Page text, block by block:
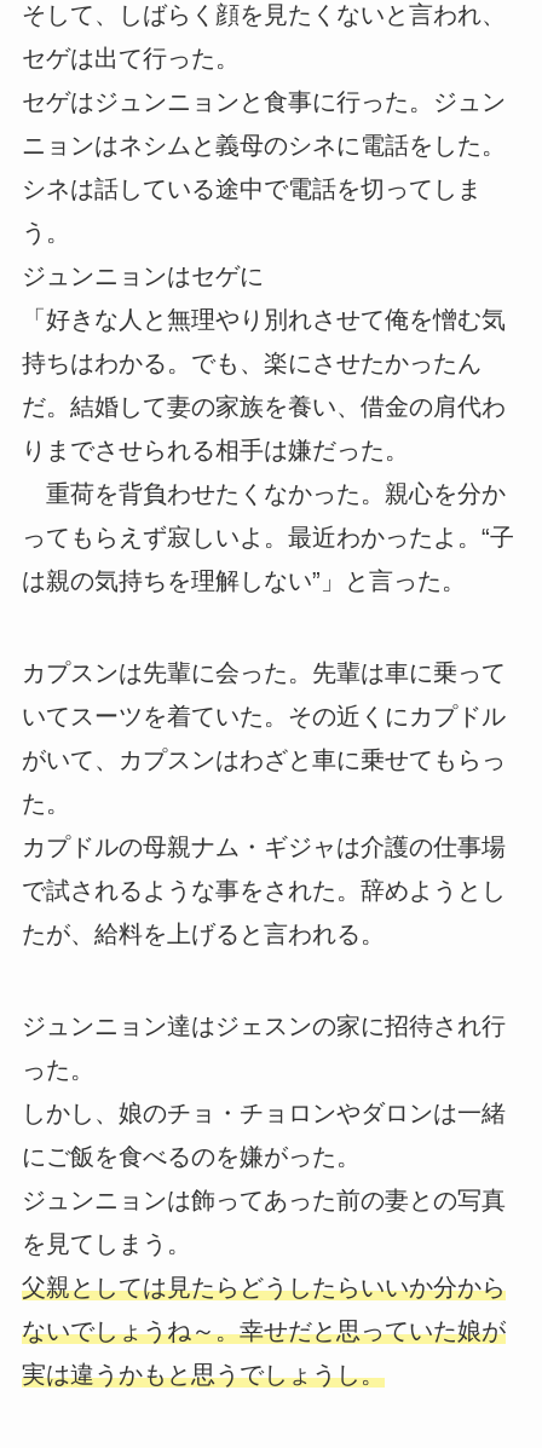
そして、しばらく顔を見たくないと言われ、
セゲは出て行った。
セゲはジュンニョンと食事に行った。ジュン
ニョンはネシムと義母のシネに電話をした。
シネは話している途中で電話を切ってしま
う。
ジュンニョンはセゲに
「好きな人と無理やり別れさせて俺を憎む気
持ちはわかる。でも、楽にさせたかったん
だ。結婚して妻の家族を養い、借金の肩代わ
りまでさせられる相手は嫌だった。
重荷を背負わせたくなかった。親心を分か
ってもらえず寂しいよ。最近わかったよ。“子
は親の気持ちを理解しない”」と言った。
カプスンは先輩に会った。先輩は車に乗って
いてスーツを着ていた。その近くにカプドル
がいて、カプスンはわざと車に乗せてもらっ
た。
カプドルの母親ナム・ギジャは介護の仕事場
で試されるような事をされた。辞めようとし
たが、給料を上げると言われる。
ジュンニョン達はジェスンの家に招待され行
った。
しかし、娘のチョ・チョロンやダロンは一緒
にご飯を食べるのを嫌がった。
ジュンニョンは飾ってあった前の妻との写真
を見てしまう。
父親としては見たらどうしたらいいか分から
ないでしょうね～。幸せだと思っていた娘が
実は違うかもと思うでしょうし。